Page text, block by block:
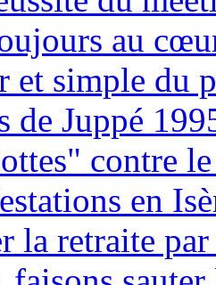
au
et simple du
de Juppé
contre
en
la retraite